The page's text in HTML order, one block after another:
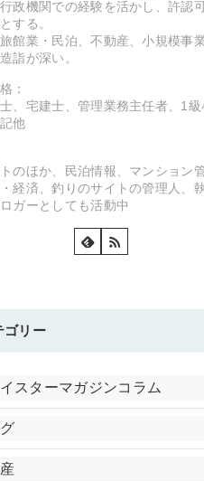
政機関での経験を活かし、許認
する。
館業・民泊、不動産、小規模事
詣が深い。
：
、宅建士、管理業務主任者、1級
他
のほか、民泊情報、マンション管
経済、釣りのサイトの管理人、
ガーとしても活動中
ゴリー
スターマガジンコラム